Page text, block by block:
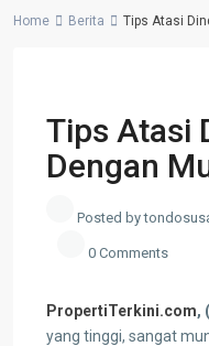
Home Berita Tips Atasi
Tips Atasi
Dengan
Posted by
0 Comments
PropertiTerkini.com,
yang tinggi, sangat